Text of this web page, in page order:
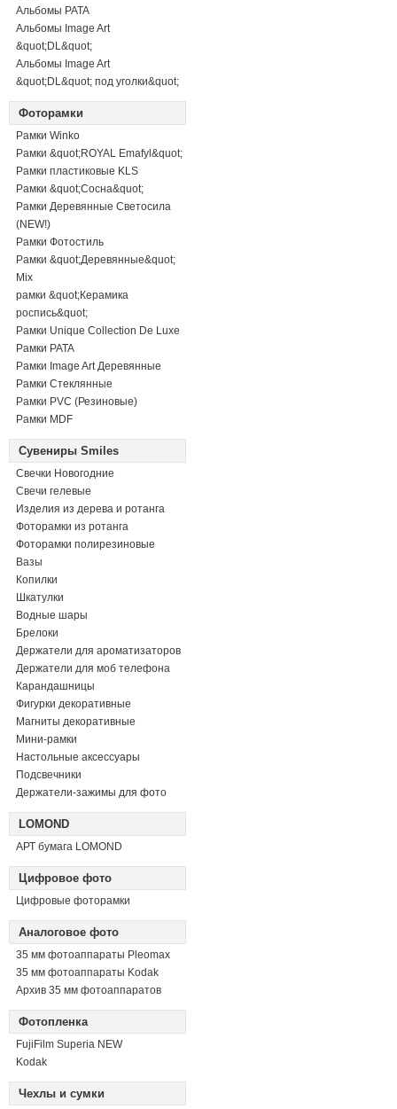
Альбомы PATA
Альбомы Image Art
&quot;DL&quot;
Альбомы Image Art
&quot;DL&quot; под уголки&quot;
Фоторамки
Рамки Winko
Рамки &quot;ROYAL Emafyl&quot;
Рамки пластиковые KLS
Рамки &quot;Сосна&quot;
Рамки Деревянные Светосила
(NEW!)
Рамки Фотостиль
Рамки &quot;Деревянные&quot;
Mix
рамки &quot;Керамика
роспись&quot;
Рамки Unique Collection De Luxe
Рамки PATA
Рамки Image Art Деревянные
Рамки Стеклянные
Рамки PVC (Резиновые)
Рамки MDF
Сувениры Smiles
Свечки Новогодние
Свечи гелевые
Изделия из дерева и ротанга
Фоторамки из ротанга
Фоторамки полирезиновые
Вазы
Копилки
Шкатулки
Водные шары
Брелоки
Держатели для ароматизаторов
Держатели для моб телефона
Карандашницы
Фигурки декоративные
Магниты декоративные
Мини-рамки
Настольные аксессуары
Подсвечники
Держатели-зажимы для фото
LOMOND
АРТ бумага LOMOND
Цифровое фото
Цифровые фоторамки
Аналоговое фото
35 мм фотоаппараты Pleomax
35 мм фотоаппараты Kodak
Архив 35 мм фотоаппаратов
Фотопленка
FujiFilm Superia NEW
Kodak
Чехлы и сумки